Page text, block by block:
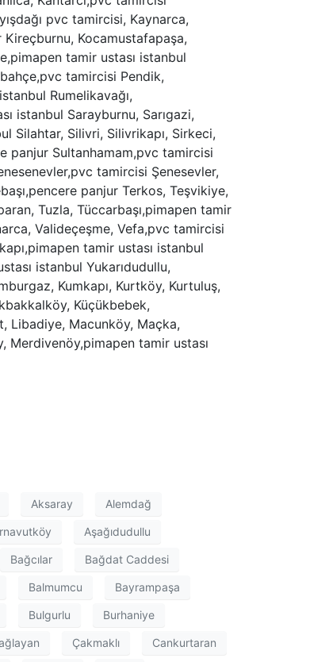
pvc tamircisi, Kaynarca,
Kireçburnu, Kocamustafapaşa,
tamir ustası istanbul
tamircisi Pendik,
Rumelikavağı,
istanbul Sarayburnu, Sarıgazi,
Silahtar, Silivri, Silivrikapı, Sirkeci,
panjur Sultanhamam,pvc tamircisi
tamircisi Şenesevler,
panjur Terkos, Teşvikiye,
Tuzla, Tüccarbaşı,pimapen tamir
Valideçeşme, Vefa,pvc tamircisi
tamir ustası istanbul
istanbul Yukarıdudullu,
Kumkapı, Kurtköy, Kurtuluş,
Küçükbebek,
Libadiye, Macunköy, Maçka,
tamir ustası
Aksaray Alemdağ
Aşağıdudullu
Bağcılar Bağdat Caddesi
Balmumcu Bayrampaşa
Bulgurlu Burhaniye
Çakmaklı Cankurtaran